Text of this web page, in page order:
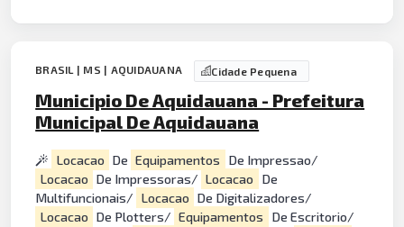
BRASIL | MS | AQUIDAUANA Cidade Pequena
Municipio De Aquidauana - Prefeitura
Municipal De Aquidauana
Locacao De Equipamentos
De Impressao/
Locacao De Impressoras/ Locacao
De
Multifuncionais/ Locacao De Digitalizadores/
Locacao De Plotters/ Equipamentos
De Escritorio/